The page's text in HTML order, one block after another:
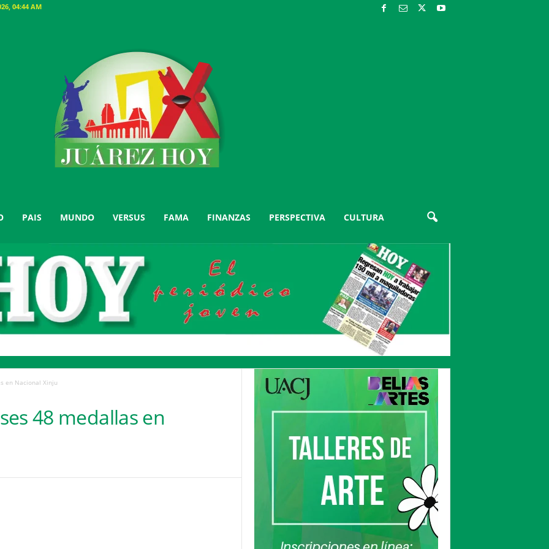
04:44 AM
PAIS MUNDO VERSUS FAMA FINANZAS PERSPECTIVA CULTURA
en Nacional Xinju
48 medallas en